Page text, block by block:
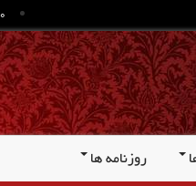
روزنامه ها